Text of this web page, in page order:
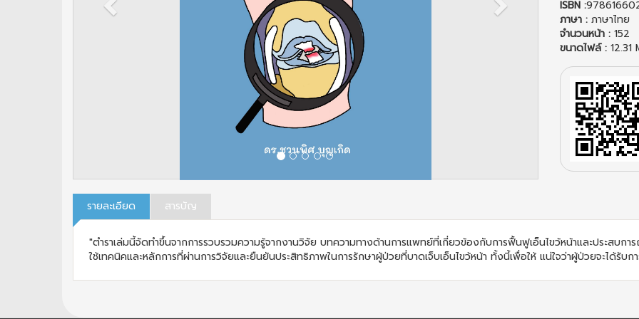
ISBN :
ภาษา : ภาษาไทย
จำนวนหน้า : 152
ขนาดไฟล์ : 12.31
รายละเอียด สารบัญ
"ตำราเล่มนี้จัดทำขึ้นจากการรวบรวมความรู้จากงานวิจัย บทความทางด้านการแพทย์ที่เกี่ยวข้องกับการฟื้นฟูเอ็นไขว้หน้าและประสบ
ใช้เทคนิคและหลักการที่ผ่านการวิจัยและยืนยันประสิทธิภาพในการรักษาผู้ป่วยที่บาดเจ็บเอ็นไขว้หน้า ทั้งนี้เพื่อให้ แน่ใจว่าผู้ป่วยจะได้รับ